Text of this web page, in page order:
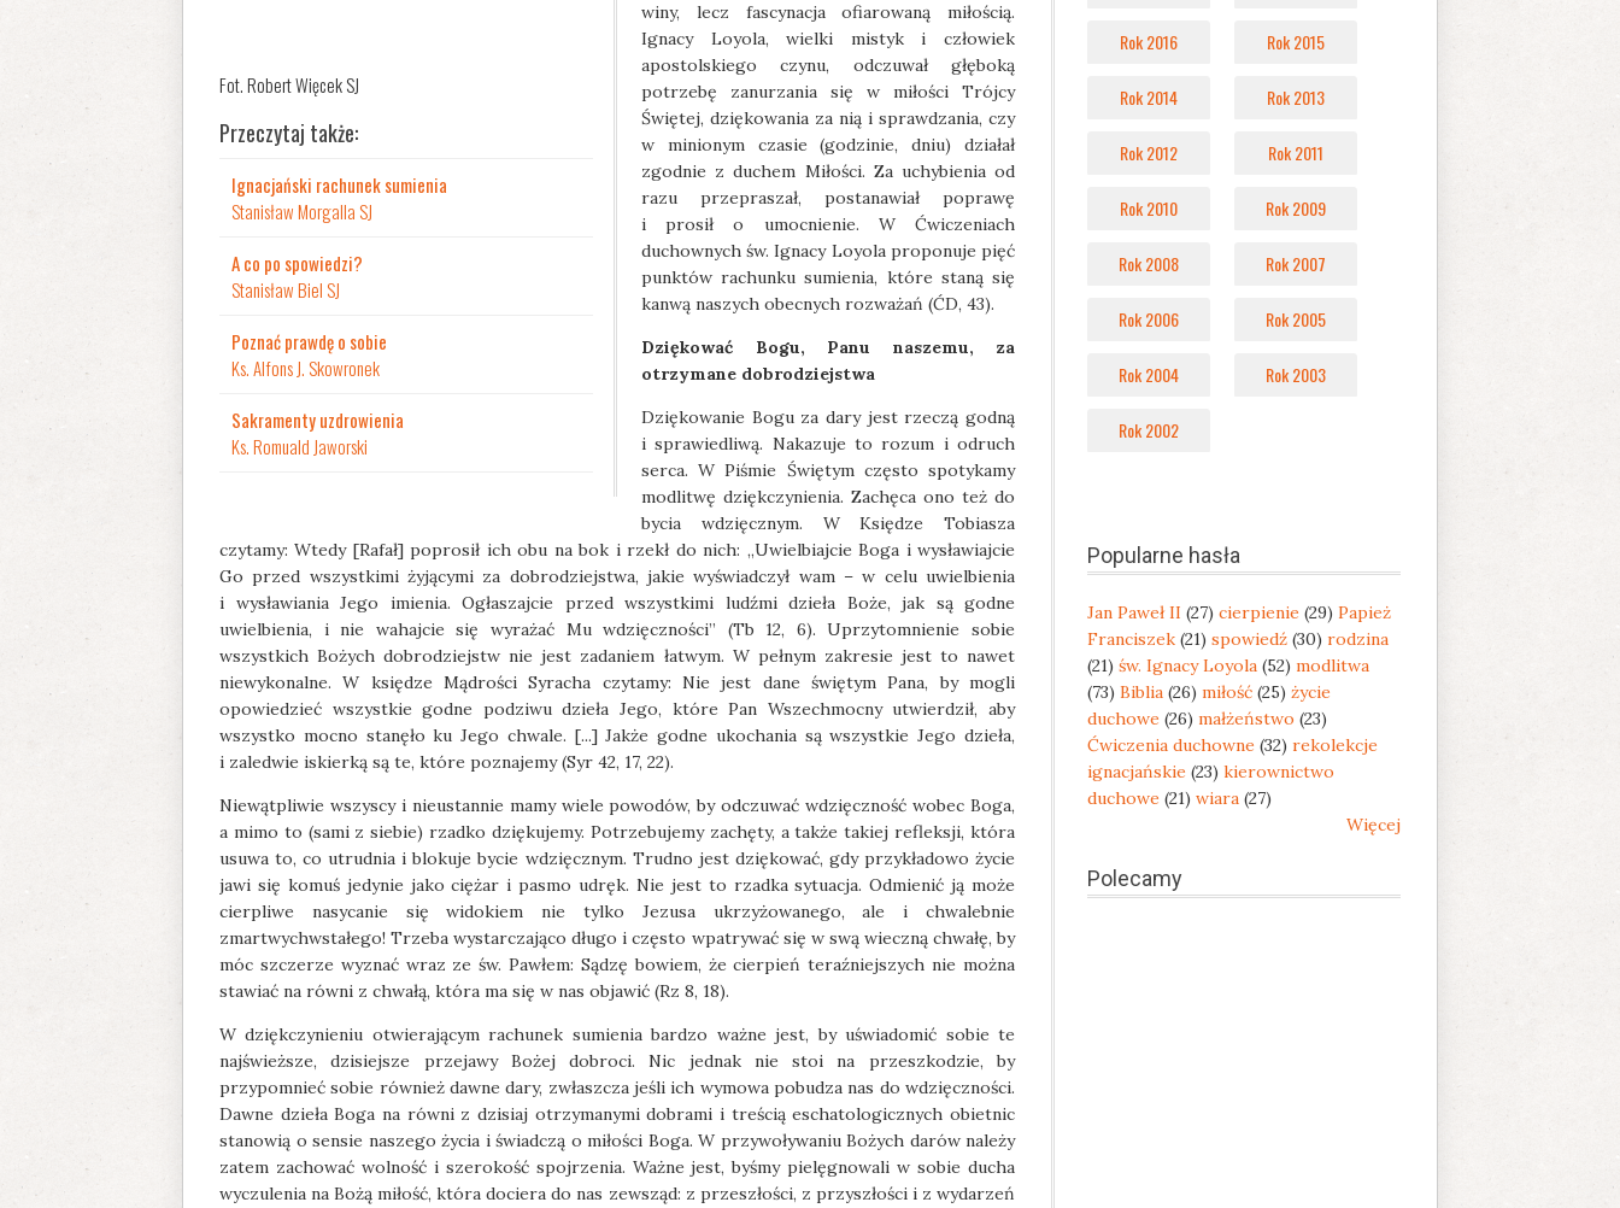
Fot. Robert Więcek SJ
Przeczytaj także:
Ignacjański rachunek sumienia
Stanisław Morgalla SJ
A co po spowiedzi?
Stanisław Biel SJ
Poznać prawdę o sobie
Ks. Alfons J. Skowronek
Sakramenty uzdrowienia
Ks. Romuald Jaworski
winy, lecz fascynacja ofiarowaną miłością.
Ignacy Loyola, wielki mistyk i człowiek
apostolskiego czynu, odczuwał głęboką
potrzebę zanurzania się w miłości Trójcy
Świętej, dziękowania za nią i sprawdzania, czy
w minionym czasie (godzinie, dniu) działał
zgodnie z duchem Miłości. Za uchybienia od
razu przepraszał, postanawiał poprawę
i prosił o umocnienie. W Ćwiczeniach
duchownych św. Ignacy Loyola proponuje pięć
punktów rachunku sumienia, które staną się
kanwą naszych obecnych rozważań (ĆD, 43).
Dziękować Bogu, Panu naszemu, za
otrzymane dobrodziejstwa
Dziękowanie Bogu za dary jest rzeczą godną
i sprawiedliwą. Nakazuje to rozum i odruch
serca. W Piśmie Świętym często spotykamy
modlitwę dziękczynienia. Zachęca ono też do
bycia wdzięcznym. W Księdze Tobiasza
czytamy: Wtedy [Rafał] poprosił ich obu na bok i rzekł do nich: „Uwielbiajcie Boga i wysławiajcie
Go przed wszystkimi żyjącymi za dobrodziejstwa, jakie wyświadczył wam – w celu uwielbienia
i wysławiania Jego imienia. Ogłaszajcie przed wszystkimi ludźmi dzieła Boże, jak są godne
uwielbienia, i nie wahajcie się wyrażać Mu wdzięczności” (Tb 12, 6). Uprzytomnienie sobie
wszystkich Bożych dobrodziejstw nie jest zadaniem łatwym. W pełnym zakresie jest to nawet
niewykonalne. W księdze Mądrości Syracha czytamy: Nie jest dane świętym Pana, by mogli
opowiedzieć wszystkie godne podziwu dzieła Jego, które Pan Wszechmocny utwierdził, aby
wszystko mocno stanęło ku Jego chwale. [...] Jakże godne ukochania są wszystkie Jego dzieła,
i zaledwie iskierką są te, które poznajemy (Syr 42, 17, 22).
Niewątpliwie wszyscy i nieustannie mamy wiele powodów, by odczuwać wdzięczność wobec Boga,
a mimo to (sami z siebie) rzadko dziękujemy. Potrzebujemy zachęty, a także takiej refleksji, która
usuwa to, co utrudnia i blokuje bycie wdzięcznym. Trudno jest dziękować, gdy przykładowo życie
jawi się komuś jedynie jako ciężar i pasmo udręk. Nie jest to rzadka sytuacja. Odmienić ją może
cierpliwe nasycanie się widokiem nie tylko Jezusa ukrzyżowanego, ale i chwalebnie
zmartwychwstałego! Trzeba wystarczająco długo i często wpatrywać się w swą wieczną chwałę, by
móc szczerze wyznać wraz ze św. Pawłem: Sądzę bowiem, że cierpień teraźniejszych nie można
stawiać na równi z chwałą, która ma się w nas objawić (Rz 8, 18).
W dziękczynieniu otwierającym rachunek sumienia bardzo ważne jest, by uświadomić sobie te
najświeższe, dzisiejsze przejawy Bożej dobroci. Nic jednak nie stoi na przeszkodzie, by
przypomnieć sobie również dawne dary, zwłaszcza jeśli ich wymowa pobudza nas do wdzięczności.
Dawne dzieła Boga na równi z dzisiaj otrzymanymi dobrami i treścią eschatologicznych obietnic
stanowią o sensie naszego życia i świadczą o miłości Boga. W przywoływaniu Bożych darów należy
zatem zachować wolność i szerokość spojrzenia. Ważne jest, byśmy pielęgnowali w sobie ducha
wyczulenia na Bożą miłość, która dociera do nas zewsząd: z przeszłości, z przyszłości i z wydarzeń
Rok 2016 Rok 2015
Rok 2014 Rok 2013
Rok 2012 Rok 2011
Rok 2010 Rok 2009
Rok 2008 Rok 2007
Rok 2006 Rok 2005
Rok 2004 Rok 2003
Rok 2002
Popularne hasła
Jan Paweł II (27) cierpienie (29) Papież
Franciszek (21) spowiedź (30) rodzina
(21) św. Ignacy Loyola (52) modlitwa
(73) Biblia (26) miłość (25) życie
duchowe (26) małżeństwo (23)
Ćwiczenia duchowne (32) rekolekcje
ignacjańskie (23) kierownictwo
duchowe (21) wiara (27)
Więcej
Polecamy